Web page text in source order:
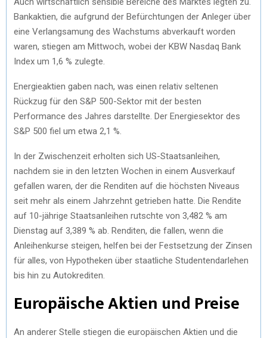
Bankaktien, die aufgrund der Befürchtungen der Anleger über
eine Verlangsamung des Wachstums abverkauft worden
waren, stiegen am Mittwoch, wobei der KBW Nasdaq Bank
Index um 1,6 % zulegte.
Energieaktien gaben nach, was einen relativ seltenen
Rückzug für den S&P 500-Sektor mit der besten
Performance des Jahres darstellte. Der Energiesektor des
S&P 500 fiel um etwa 2,1 %.
In der Zwischenzeit erholten sich US-Staatsanleihen,
nachdem sie in den letzten Wochen in einem Ausverkauf
gefallen waren, der die Renditen auf die höchsten Niveaus
seit mehr als einem Jahrzehnt getrieben hatte. Die Rendite
auf 10-jährige Staatsanleihen rutschte von 3,482 % am
Dienstag auf 3,389 % ab. Renditen, die fallen, wenn die
Anleihenkurse steigen, helfen bei der Festsetzung der Zinsen
für alles, von Hypotheken über staatliche Studentendarlehen
bis hin zu Autokrediten.
Europäische Aktien und Preise
An anderer Stelle stiegen die europäischen Aktien und die